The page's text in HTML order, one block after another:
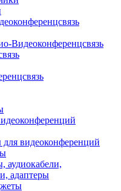
Видеоконференцсвязь
для видеоконференций
адаптеры